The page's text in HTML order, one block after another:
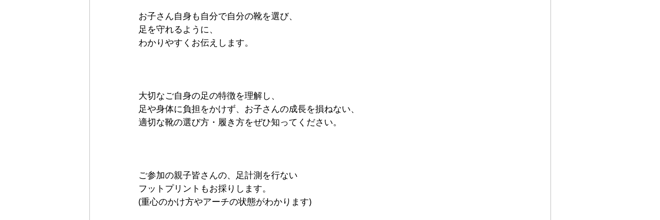
お子さん自身も自分で自分の靴を選び、
足を守れるように、
わかりやすくお伝えします。
大切なご自身の足の特徴を理解し、
足や身体に負担をかけず、お子さんの成長を損ねない、
適切な靴の選び方・履き方をぜひ知ってください。
ご参加の親子皆さんの、足計測を行ない
フットプリントもお採りします。
(重心のかけ方やアーチの状態がわかります)